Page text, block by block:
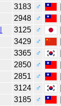
3183 ♂
2948 ♂
3125 ♂
3429 ♂
3365 ♂
2850 ♂
2851 ♂
3124 ♂
3185 ♂